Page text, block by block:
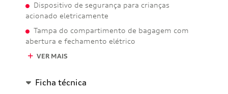
Dispositivo de segurança para crianças
acionado eletricamente
Tampa do compartimento de bagagem com
abertura e fechamento elétrico
VER MAIS
Ficha técnica